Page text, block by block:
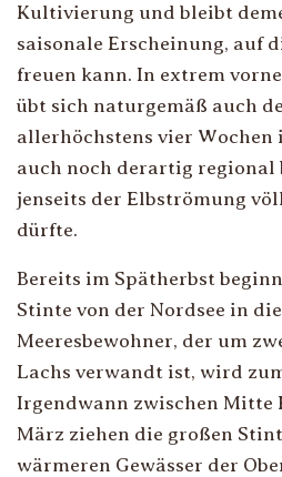
Kultivierung und bleibt
saisonale Erscheinung, auf
freuen kann. In extrem
übt sich naturgemäß auch
allerhöchstens vier Wochen
auch noch derartig regional
jenseits der Elbströmung
dürfte.
Bereits im Spätherbst
Stinte von der Nordsee in
Meeresbewohner, der um
Lachs verwandt ist, wird
Irgendwann zwischen Mitte
März ziehen die großen
wärmeren Gewässer der